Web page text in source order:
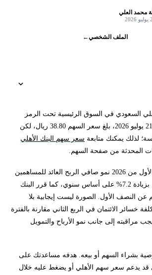
محمد العلي
الملف الشخصي←
في دقيقة
في النصف الأول 2026؟
السعودي في 2026
فنيًا: كيف تقرأ السعر دون أرقام قديمة؟
السعودي 1180 فعليًا؟
السعودي في السوق الرئيسية تحت الرمز
. وبحسب إغلاق 21 يوليو 2026، بلغ سعر السهم 38.80 ريال، لكن
لذلك يمكنك متابعة سعر سهم البنك الأهلي
المحدثة من صفحة السهم.
أظهرت نتائج النصف الأول من 2026 نمو صافي الربح العائد للمساهمين
إلى 13.03 مليار ريال، بزيادة 7.2% على أساس سنوي، كما قرر البنك
للسهم عن النصف الأول. الصورة ليست إيجابية بلا
خسائر الائتمان في الربع الثاني مقارنة بالفترة
مراقبته إلى جانب نمو الأرباح والتمويل
بشراء السهم أو بيعه. هدفه مساعدتك على
قد يدعم سعر سهم الأهلي أو يضغط عليه خلال